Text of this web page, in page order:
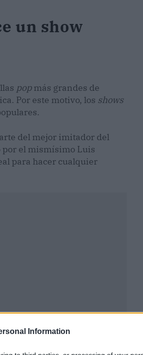
Information
un show
popmás grandes de
Por este motivo, los shows
del mejor imitador del
por el mismísimo Luis
para hacer cualquier